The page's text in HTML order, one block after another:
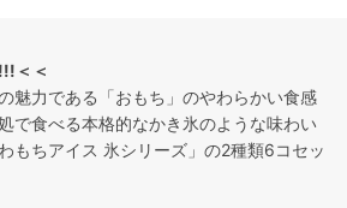
＜＜
魅力である「おもち」のやわらかい食感
で食べる本格的なかき氷のような味わい
もちアイス 氷シリーズ」の2種類6コセッ